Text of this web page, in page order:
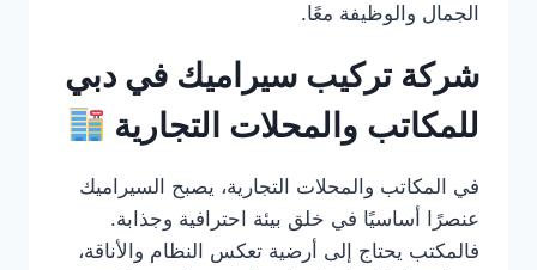
الجمال والوظيفة معًا.
شركة تركيب سيراميك في دبي
للمكاتب والمحلات التجارية
في المكاتب والمحلات التجارية، يصبح السيراميك
عنصرًا أساسيًا في خلق بيئة احترافية وجذابة.
فالمكتب يحتاج إلى أرضية تعكس النظام والأناقة،